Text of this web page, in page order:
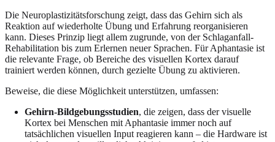
Die Neuroplastizitätsforschung zeigt, dass das Gehirn sich als
Reaktion auf wiederholte Übung und Erfahrung reorganisieren
kann. Dieses Prinzip liegt allem zugrunde, von der Schlaganfall-
Rehabilitation bis zum Erlernen neuer Sprachen. Für Aphantasie ist
die relevante Frage, ob Bereiche des visuellen Kortex darauf
trainiert werden können, durch gezielte Übung zu aktivieren.
Beweise, die diese Möglichkeit unterstützen, umfassen:
Gehirn-Bildgebungsstudien, die zeigen, dass der visuelle
Kortex bei Menschen mit Aphantasie immer noch auf
tatsächlichen visuellen Input reagieren kann – die Hardware ist